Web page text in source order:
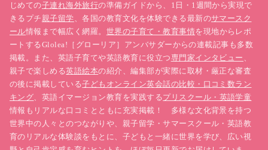
じめての子連れ海外旅行の準備ガイドから、1日・1週間から実現で
きるプチ親子留学、各国の教育文化を体験できる最新のサマースク
ール情報まで幅広く網羅。 世界の子育て・教育事情を現地からレポ
ートするGlolea!［グローリア］アンバサダーからの連載記事も多数
掲載。また、英語子育てや英語教育に役立つ専門家インタビュー 、
親子で楽しめる英語絵本の紹介、編集部が実際に取材・厳正な審査
の後に掲載している子どもオンライン英会話の比較・口コミ数ラン
キング、英語イマージョン教育を実践するプリスクール・英語学童
情報もリアルな口コミとともに充実掲載！ 多様な文化背景を持つ
世界中の人々とのつながりや、親子留学・サマースクール・英語教
育のリアルな体験談をもとに、子どもと一緒に世界を学び、広い視